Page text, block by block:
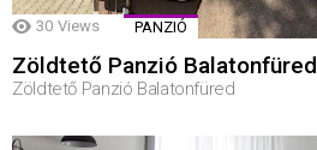
30 Views PANZIÓ
Zöldtető Panzió Balatonfüred
Zöldtető Panzió Balatonfüred